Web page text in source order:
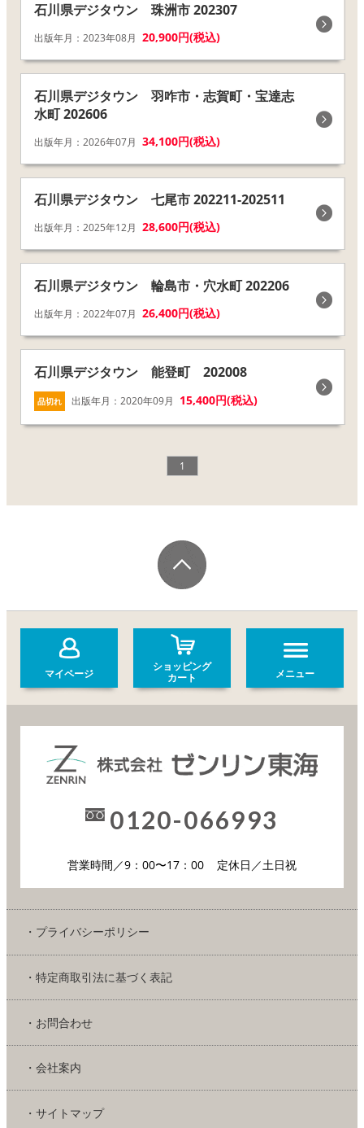
石川県デジタウン 珠洲市 202307
出版年月：2023年08月 20,900円(税込)
石川県デジタウン 羽咋市・志賀町・宝達志
水町 202606
出版年月：2026年07月 34,100円(税込)
石川県デジタウン 七尾市 202211-202511
出版年月：2025年12月 28,600円(税込)
石川県デジタウン 輪島市・穴水町 202206
出版年月：2022年07月 26,400円(税込)
石川県デジタウン 能登町 202008
品切れ 出版年月：2020年09月 15,400円(税込)
1
マイページ
ショッピング
カート
メニュー
0120-066993
営業時間／9：00〜17：00 定休日／土日祝
・プライバシーポリシー
・特定商取引法に基づく表記
・お問合わせ
・会社案内
・サイトマップ